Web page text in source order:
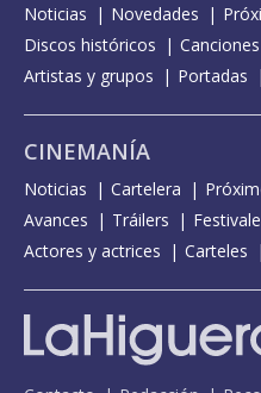
Noticias Novedades
Discos históricos
Canciones
Artistas y grupos
Portadas
CINEMANÍA
Noticias Cartelera
Avances
Tráilers
Actores y actrices
Carteles